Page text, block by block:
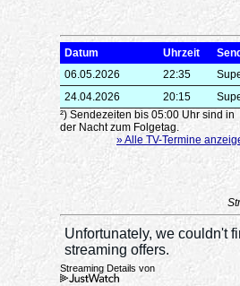
Datum Uhrzeit
06.05.2026
22:35
24.04.2026
20:15
²) Sendezeiten bis 05:00 Uhr sind in
der Nacht zum Folgetag.
» Alle TV-Termine
Streaming Details von